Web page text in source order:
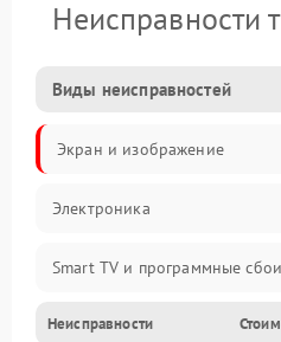
Неисправности
Виды неисправностей
Экран и изображение
Электроника
Smart TV и программные сбои
Питание и запуск
Неисправности